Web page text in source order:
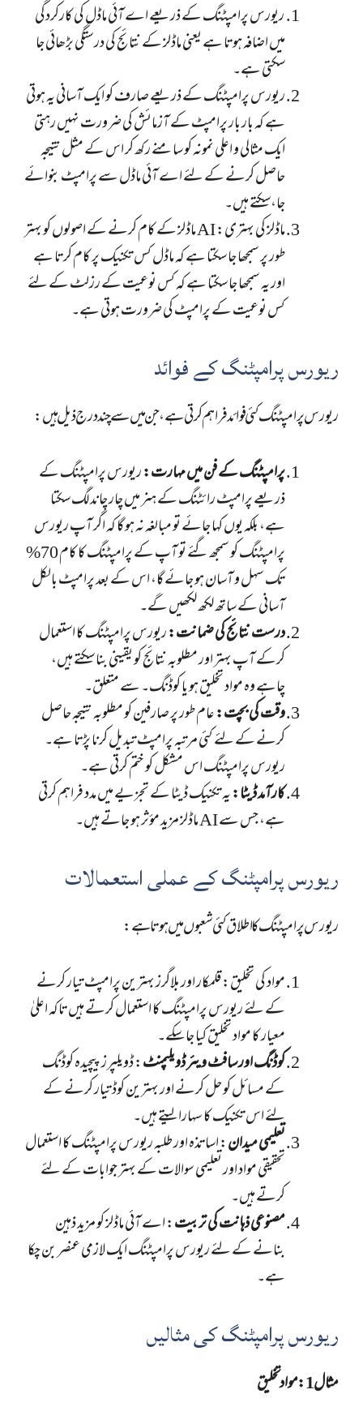
ریورس پرامپٹنگ کے ذریعے اے آئی ماڈل کی کارکردگی
میں اضافہ ہوتا ہے یعنی ماڈلز کے نتائج کی درستگی بڑھائی جا
سکتی ہے۔
ریورس پرامپٹنگ کے ذریعے صارف کو ایک آسانی یہ ہوتی
ہے کہ بار بار پرامپٹ کے آزمائش کی ضرورت نہیں رہتی
ایک مثالی و اعلی نمونہ کو سامنے رکھ کر اس کے مثل نتیجہ
حاصل کرنے کے لئے اے آئی ماڈل سے پرامپٹ بنوائے
جا،سکتے ہیں۔
ماڈلز کی بہتری: AI ماڈلز کے کام کرنے کے اصولوں کو بہتر
طور پر سمجھا جا سکتا ہے کہ ماڈل کس تکنیک پر کام کرتا ہے
اور یہ سمجھا جا سکتا ہے کہ کس نوعیت کے رزلٹ کے لئے
کس نوعیت کے پرامپٹ کی ضرورت ہوتی ہے۔
ریورس پرامپٹنگ کے فوائد
ریورس پرامپٹنگ کئی فوائد فراہم کرتی ہے، جن میں سے چند درج ذیل ہیں:
پرامپٹنگ کے فن میں مہارت:ریورس پرامپٹنگ کے
ذریعے پرامپٹ رائٹنگ کے ہنر میں چار چاند لگ سکتا
ہے، بلکہ یوں کہا جائے تو مبالغہ نہ ہو گا کہ اگر آپ ریورس
پرامپٹنگ کو سمجھ گئے تو آپ کے پرامپٹنگ کا کام 70%
تک سہل و آسان ہو جائے گا، اس کے بعد پرامپٹ بالکل
آسانی کے ساتھ لکھ لکھیں گے۔
درست نتائج کی ضمانت:ریورس پرامپٹنگ کا استعمال
کرکے آپ بہتر اور مطلوبہ نتائج کو یقینی بنا سکتے ہیں،
چاہے وہ مواد تخلیق ہو یا کوڈنگ۔ سے متعلق۔
وقت کی بچت:عام طور پر صارفین کو مطلوبہ نتیجہ حاصل
کرنے کے لئے کئی مرتبہ پرامپٹ تبدیل کرنا پڑتا ہے۔
ریورس پرامپٹنگ اس مشکل کو ختم کرتی ہے۔
کارآمد ڈیٹا:یہ تکنیک ڈیٹا کے تجزیے میں مدد فراہم کرتی
ہے، جس سے AI ماڈلز مزید مؤثر ہو جاتے ہیں۔
ریورس پرامپٹنگ کے عملی استعمالات
ریورس پرامپٹنگ کا اطلاق کئی شعبوں میں ہوتا ہے:
مواد کی تخلیق: قلمکار اور بلاگرز بہترین پرامپٹ تیار کرنے
کے لئے ریورس پرامپٹنگ کا استعمال کرتے ہیں تاکہ اعلیٰ
معیار کا مواد تخلیق کیا جا سکے۔
کوڈنگ اور سافٹ ویئر ڈویلپمنٹ: ڈویلپرز پیچیدہ کوڈنگ
کے مسائل کو حل کرنے اور بہترین کوڈ تیار کرنے کے
لئے اس تکنیک کا سہارا لیتے ہیں۔
تعلیمی میدان: اساتذہ اور طلبہ ریورس پرامپٹنگ کا استعمال
تحقیقی مواد اور تعلیمی سوالات کے بہتر جوابات کے لئے
کرتے ہیں۔
مصنوعی ذہانت کی تربیت: اے آئی ماڈلز کو مزید ذہین
بنانے کے لئے ریورس پرامپٹنگ ایک لازمی عنصر بن چکا
ہے۔
ریورس پرامپٹنگ کی مثالیں
مثال 1: مواد تخلیق